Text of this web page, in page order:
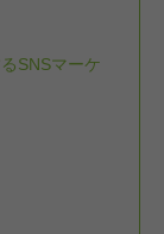
SNSマーケ